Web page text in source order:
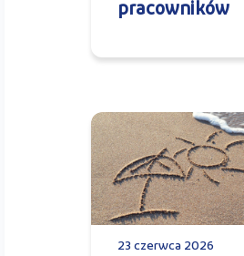
pracowników
23 czerwca 2026